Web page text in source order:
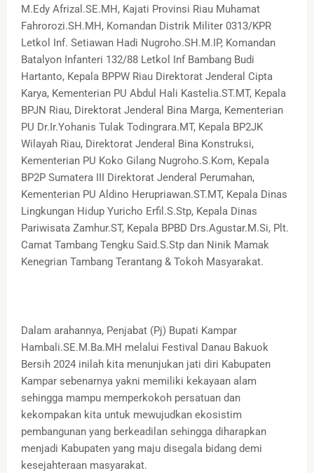
M.Edy Afrizal.SE.MH, Kajati Provinsi Riau Muhamat
Fahrorozi.SH.MH, Komandan Distrik Militer 0313/KPR
Letkol Inf. Setiawan Hadi Nugroho.SH.M.IP, Komandan
Batalyon Infanteri 132/88 Letkol Inf Bambang Budi
Hartanto, Kepala BPPW Riau Direktorat Jenderal Cipta
Karya, Kementerian PU Abdul Hali Kastelia.ST.MT, Kepala
BPJN Riau, Direktorat Jenderal Bina Marga, Kementerian
PU Dr.Ir.Yohanis Tulak Todingrara.MT, Kepala BP2JK
Wilayah Riau, Direktorat Jenderal Bina Konstruksi,
Kementerian PU Koko Gilang Nugroho.S.Kom, Kepala
BP2P Sumatera III Direktorat Jenderal Perumahan,
Kementerian PU Aldino Herupriawan.ST.MT, Kepala Dinas
Lingkungan Hidup Yuricho Erfil.S.Stp, Kepala Dinas
Pariwisata Zamhur.ST, Kepala BPBD Drs.Agustar.M.Si, Plt.
Camat Tambang Tengku Said.S.Stp dan Ninik Mamak
Kenegrian Tambang Terantang & Tokoh Masyarakat.
Dalam arahannya, Penjabat (Pj) Bupati Kampar
Hambali.SE.M.Ba.MH melalui Festival Danau Bakuok
Bersih 2024 inilah kita menunjukan jati diri Kabupaten
Kampar sebenarnya yakni memiliki kekayaan alam
sehingga mampu memperkokoh persatuan dan
kekompakan kita untuk mewujudkan ekosistim
pembangunan yang berkeadilan sehingga diharapkan
menjadi Kabupaten yang maju disegala bidang demi
kesejahteraan masyarakat.